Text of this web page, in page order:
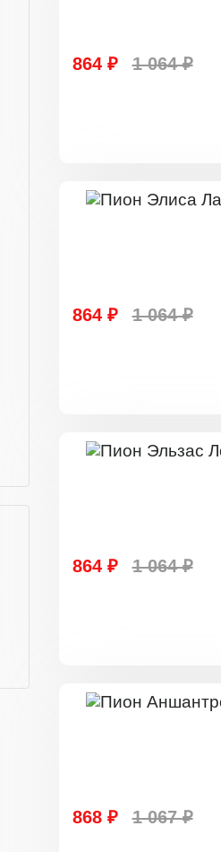
864 ₽ 1 064 ₽
864 ₽ 1 064 ₽
864 ₽ 1 064 ₽
868 ₽ 1 067 ₽